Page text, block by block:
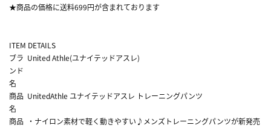
★商品の価格に送料699円が含まれております
ITEM DETAILS
ブラ
ンド
名
United Athle(ユナイテッドアスレ)
商品
名
UnitedAthle ユナイテッドアスレ トレーニングパンツ
商品
・ナイロン素材で軽く動きやすい♪メンズトレーニングパンツが新発売